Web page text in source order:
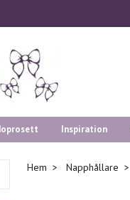
Inspiration
Hem Napphållare